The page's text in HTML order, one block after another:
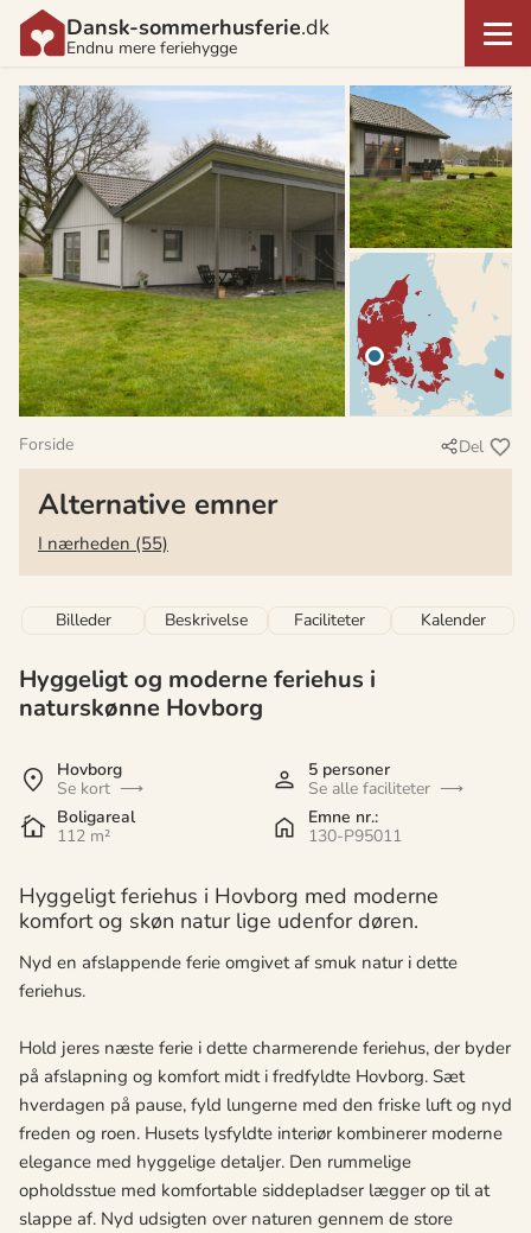
Dansk-sommerhusferie.dk
Endnu mere feriehygge
Forside Del
Alternative emner
I nærheden (55)
Billeder Beskrivelse Faciliteter Kalender
Hyggeligt og moderne feriehus i
naturskønne Hovborg
Hovborg
Se kort
5 personer
Se alle faciliteter
Boligareal
112 m²
Emne nr.:
130-P95011
Hyggeligt feriehus i Hovborg med moderne
komfort og skøn natur lige udenfor døren.
Nyd en afslappende ferie omgivet af smuk natur i dette
feriehus.
Hold jeres næste ferie i dette charmerende feriehus, der byder
på afslapning og komfort midt i fredfyldte Hovborg. Sæt
hverdagen på pause, fyld lungerne med den friske luft og nyd
freden og roen. Husets lysfyldte interiør kombinerer moderne
elegance med hyggelige detaljer. Den rummelige
opholdsstue med komfortable siddepladser lægger op til at
slappe af. Nyd udsigten over naturen gennem de store